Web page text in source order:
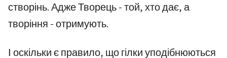
створінь. Адже Творець - той, хто дає, а
творіння - отримують.
І оскільки є правило, що гілки уподібнюються